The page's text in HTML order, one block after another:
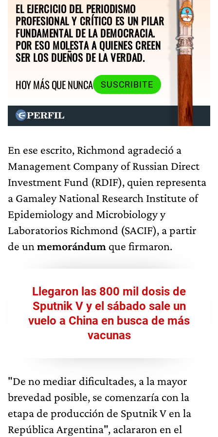
EL EJERCICIO DEL PERIODISMO
PROFESIONAL Y CRÍTICO ES UN PILAR
FUNDAMENTAL DE LA DEMOCRACIA.
POR ESO MOLESTA A QUIENES CREEN
SER LOS DUEÑOS DE LA VERDAD.
HOY MÁS QUE NUNCA
SUSCRIBITE
En ese escrito, Richmond agradeció a
Management Company of Russian Direct
Investment Fund (RDIF), quien representa
a Gamaley National Research Institute of
Epidemiology and Microbiology y
Laboratorios Richmond (SACIF), a partir
de un memorándum que firmaron.
Llegaron las 800 mil dosis de
Sputnik V y el sábado sale un
vuelo a China en busca de más
vacunas
"De no mediar dificultades, a la mayor
brevedad posible, se comenzaría con la
etapa de producción de Sputnik V en la
República Argentina", aclararon en el